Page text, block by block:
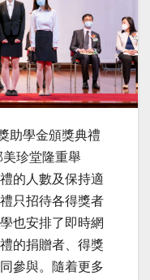
助學金頒獎典禮
珍堂隆重舉
的人數及保持適
只招待各得獎者
也安排了即時網
的捐贈者、得獎
參與。隨着更多